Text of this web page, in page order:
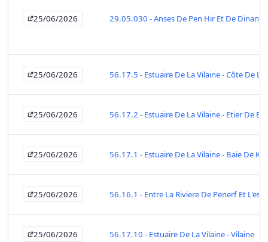
25/06/2026 29.05.030 - Anses De Pen Hir Et De Dinan
25/06/2026 56.17.5 - Estuaire De La Vilaine - Côte De
25/06/2026 56.17.2 - Estuaire De La Vilaine - Etier De
25/06/2026 56.17.1 - Estuaire De La Vilaine - Baie De
25/06/2026 56.16.1 - Entre La Riviere De Penerf Et
25/06/2026 56.17.10 - Estuaire De La Vilaine - Vilaine